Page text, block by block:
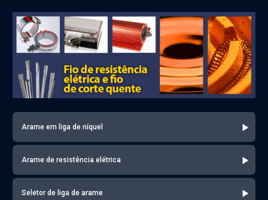
Arame em liga de níquel
Arame de resistência elétrica
Seletor de liga de arame